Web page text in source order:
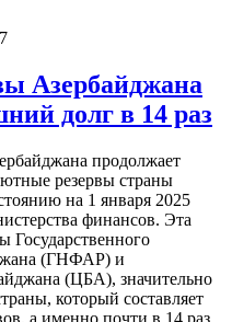
Азербайджана
долг в 14 раз
продолжает
резервы страны
на 1 января 2025
финансов. Эта
Государственного
(ГНФАР) и
(ЦБА), значительно
который составляет